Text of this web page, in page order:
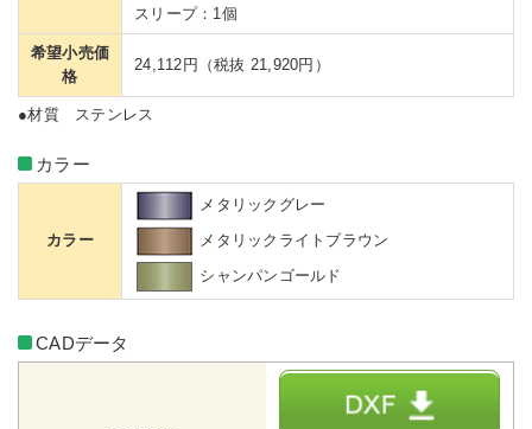
スリープ：1個
希望小売価
格
24,112円（税抜 21,920円）
●材質 ステンレス
カラー
カラー
メタリックグレー
メタリックライトブラウン
シャンパンゴールド
CADデータ